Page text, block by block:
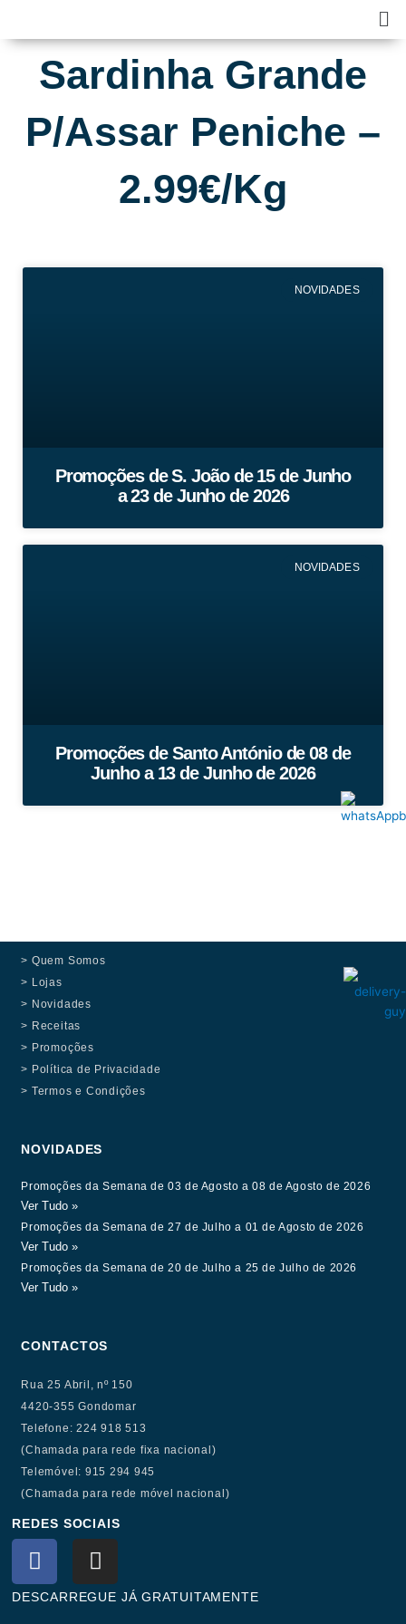
content
Sardinha Grande
P/Assar Peniche –
2.99€/Kg
NOVIDADES
Promoções de S. João de 15 de Junho
a 23 de Junho de 2026
NOVIDADES
Promoções de Santo António de 08 de
Junho a 13 de Junho de 2026
> Quem Somos
> Lojas
> Novidades
> Receitas
> Promoções
> Política de Privacidade
> Termos e Condições
NOVIDADES
Promoções da Semana de 03 de Agosto a 08 de Agosto de 2026
Ver Tudo »
Promoções da Semana de 27 de Julho a 01 de Agosto de 2026
Ver Tudo »
Promoções da Semana de 20 de Julho a 25 de Julho de 2026
Ver Tudo »
CONTACTOS
Rua 25 Abril, nº 150
4420-355 Gondomar
Telefone: 224 918 513
(Chamada para rede fixa nacional)
Telemóvel: 915 294 945
(Chamada para rede móvel nacional)
REDES SOCIAIS
F
a
c
I
n
s
DESCARREGUE JÁ GRATUITAMENTE